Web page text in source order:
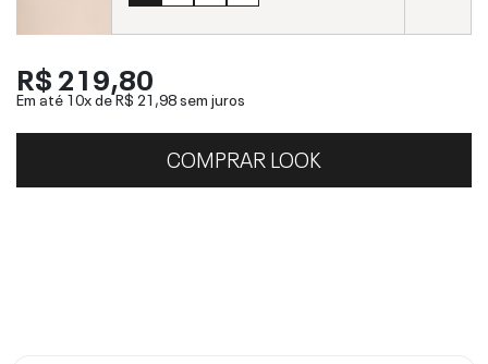
R$ 219,80
Em até 10x deR$ 21,98sem juros
COMPRAR LOOK